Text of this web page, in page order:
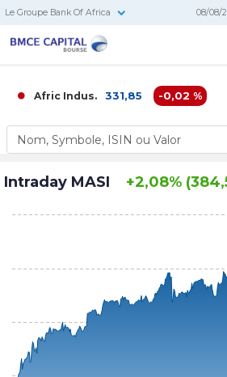
Le Groupe Bank Of Africa 08/08/
Afric Indus. 331,85 -0,02 %
Intraday MASI +2,08%